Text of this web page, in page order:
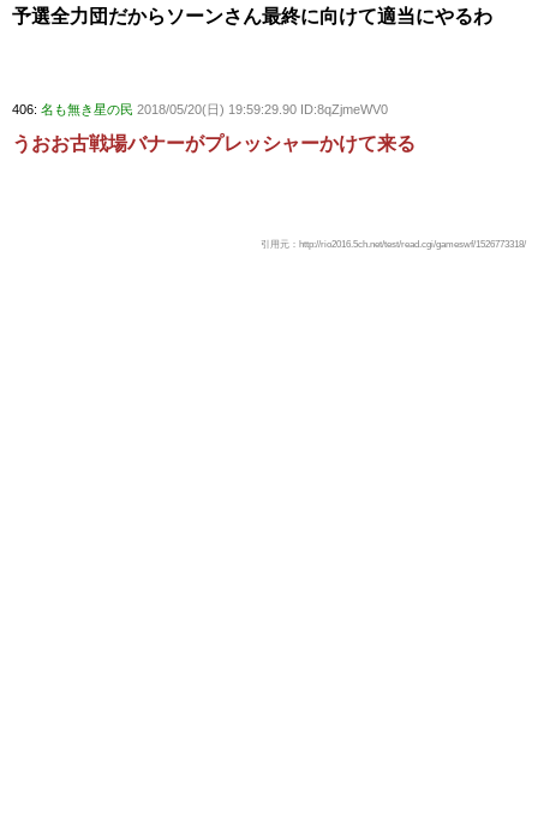
予選全力団だからソーンさん最終に向けて適当にやるわ
406: 名も無き星の民 2018/05/20(日) 19:59:29.90 ID:8qZjmeWV0
うおお古戦場バナーがプレッシャーかけて来る
引用元：http://rio2016.5ch.net/test/read.cgi/gameswf/1526773318/